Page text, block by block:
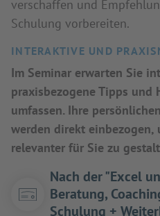
verschaffen und
Schulung vorbereiten.
INTERAKTIVE UND
Im Seminar erwarten Sie
praxisbezogene Tipps und
umfassen. Ihre
werden direkt einbezogen,
relevanter für Sie zu
Nach der "Excel
Beratung,
Schulung +